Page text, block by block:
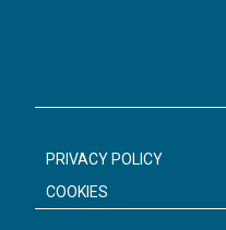
PRIVACY POLICY
COOKIES